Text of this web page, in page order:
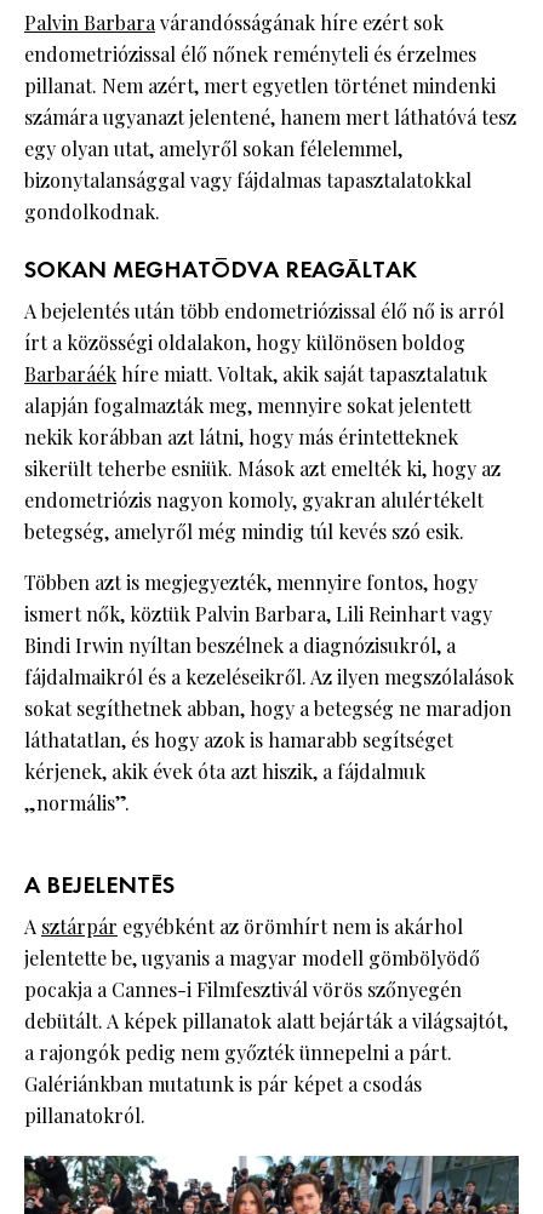
Palvin Barbaravárandósságának híre ezért sok
endometriózissal élő nőnek reményteli és érzelmes
pillanat. Nem azért, mert egyetlen történet mindenki
számára ugyanazt jelentené, hanem mert láthatóvá tesz
egy olyan utat, amelyről sokan félelemmel,
bizonytalansággal vagy fájdalmas tapasztalatokkal
gondolkodnak.
SOKAN MEGHATÓDVA REAGÁLTAK
A bejelentés után több endometriózissal élő nő is arról
írt a közösségi oldalakon, hogy különösen boldog
Barbaráék híre miatt. Voltak, akik saját tapasztalatuk
alapján fogalmazták meg, mennyire sokat jelentett
nekik korábban azt látni, hogy más érintetteknek
sikerült teherbe esniük. Mások azt emelték ki, hogy az
endometriózis nagyon komoly, gyakran alulértékelt
betegség, amelyről még mindig túl kevés szó esik.
Többen azt is megjegyezték, mennyire fontos, hogy
ismert nők, köztük Palvin Barbara, Lili Reinhart vagy
Bindi Irwin nyíltan beszélnek a diagnózisukról, a
fájdalmaikról és a kezeléseikről. Az ilyen megszólalások
sokat segíthetnek abban, hogy a betegség ne maradjon
láthatatlan, és hogy azok is hamarabb segítséget
kérjenek, akik évek óta azt hiszik, a fájdalmuk
„normális”.
A BEJELENTÉS
A sztárpár egyébként az örömhírt nem is akárhol
jelentette be, ugyanis a magyar modell gömbölyödő
pocakja a Cannes-i Filmfesztivál vörös szőnyegén
debütált. A képek pillanatok alatt bejárták a világsajtót,
a rajongók pedig nem győzték ünnepelni a párt.
Galériánkban mutatunk is pár képet a csodás
pillanatokról.